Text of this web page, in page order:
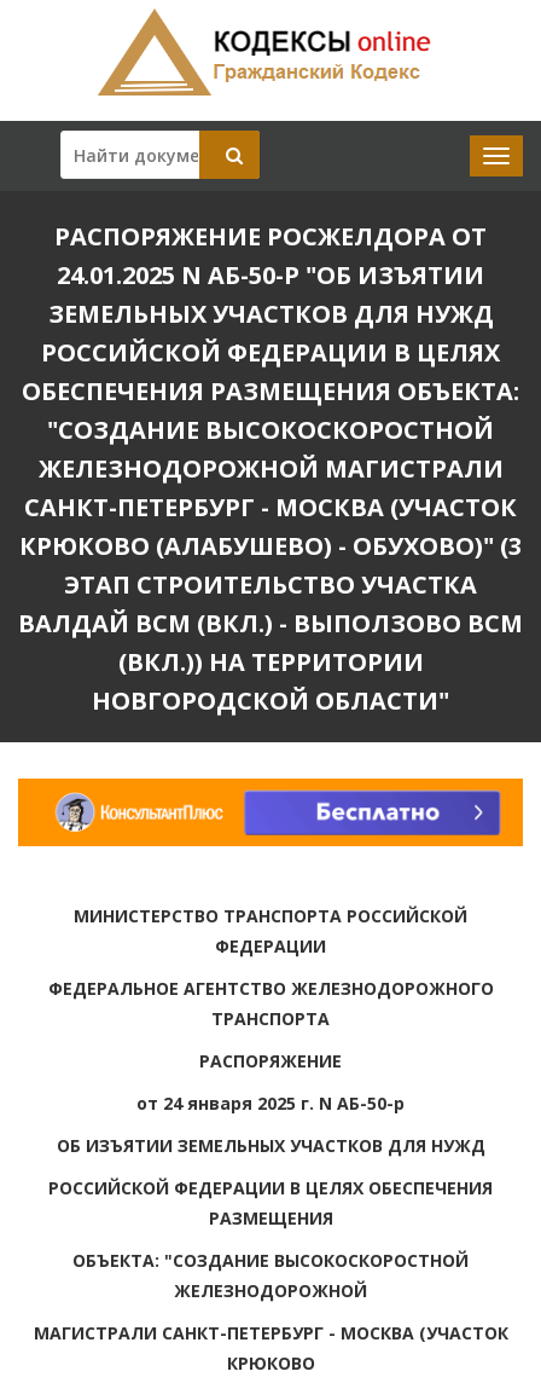
РАСПОРЯЖЕНИЕ РОСЖЕЛДОРА ОТ
24.01.2025 N АБ-50-Р "ОБ ИЗЪЯТИИ
ЗЕМЕЛЬНЫХ УЧАСТКОВ ДЛЯ НУЖД
РОССИЙСКОЙ ФЕДЕРАЦИИ В ЦЕЛЯХ
ОБЕСПЕЧЕНИЯ РАЗМЕЩЕНИЯ ОБЪЕКТА:
"СОЗДАНИЕ ВЫСОКОСКОРОСТНОЙ
ЖЕЛЕЗНОДОРОЖНОЙ МАГИСТРАЛИ
САНКТ-ПЕТЕРБУРГ - МОСКВА (УЧАСТОК
КРЮКОВО (АЛАБУШЕВО) - ОБУХОВО)" (3
ЭТАП СТРОИТЕЛЬСТВО УЧАСТКА
ВАЛДАЙ ВСМ (ВКЛ.) - ВЫПОЛЗОВО ВСМ
(ВКЛ.)) НА ТЕРРИТОРИИ
НОВГОРОДСКОЙ ОБЛАСТИ"
МИНИСТЕРСТВО ТРАНСПОРТА РОССИЙСКОЙ
ФЕДЕРАЦИИ
ФЕДЕРАЛЬНОЕ АГЕНТСТВО ЖЕЛЕЗНОДОРОЖНОГО
ТРАНСПОРТА
РАСПОРЯЖЕНИЕ
от 24 января 2025 г. N АБ-50-р
ОБ ИЗЪЯТИИ ЗЕМЕЛЬНЫХ УЧАСТКОВ ДЛЯ НУЖД
РОССИЙСКОЙ ФЕДЕРАЦИИ В ЦЕЛЯХ ОБЕСПЕЧЕНИЯ
РАЗМЕЩЕНИЯ
ОБЪЕКТА: "СОЗДАНИЕ ВЫСОКОСКОРОСТНОЙ
ЖЕЛЕЗНОДОРОЖНОЙ
МАГИСТРАЛИ САНКТ-ПЕТЕРБУРГ - МОСКВА (УЧАСТОК
КРЮКОВО